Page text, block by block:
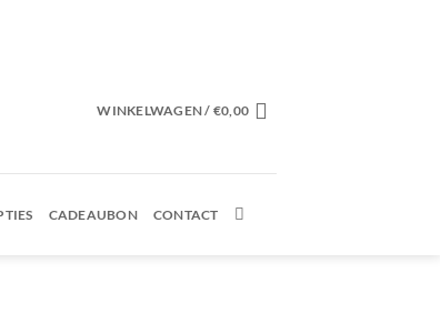
WINKELWAGEN / €0,00
CADEAUBON CONTACT